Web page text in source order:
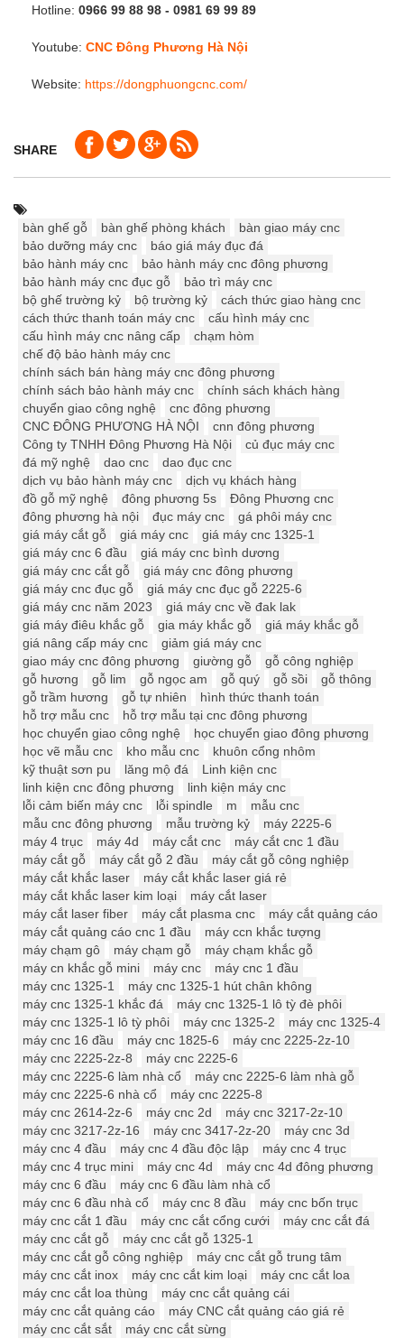
Hotline: 0966 99 88 98 - 0981 69 99 89
Youtube: CNC Đông Phương Hà Nội
Website: https://dongphuongcnc.com/
SHARE
bàn ghế gỗ bàn ghế phòng khách
bàn giao máy cnc
bảo dưỡng máy cnc
báo giá máy đục đá
bảo hành máy cnc
bảo hành máy cnc đông phương
bảo hành máy cnc đục gỗ
bảo trì máy cnc
bộ ghế trường kỷ
bộ trường kỷ
cách thức giao hàng cnc
cách thức thanh toán máy cnc
cấu hình máy cnc
cấu hình máy cnc nâng cấp
chạm hòm
chế độ bảo hành máy cnc
chính sách bán hàng máy cnc đông phương
chính sách bảo hành máy cnc
chính sách khách hàng
chuyển giao công nghệ
cnc đông phương
CNC ĐÔNG PHƯƠNG HÀ NỘI
cnn đông phương
Công ty TNHH Đông Phương Hà Nội
củ đục máy cnc
đá mỹ nghệ
dao cnc
dao đục cnc
dịch vụ bảo hành máy cnc
dịch vụ khách hàng
đồ gỗ mỹ nghệ
đông phương 5s
Đông Phương cnc
đông phương hà nội
đục máy cnc
gá phôi máy cnc
giá máy cắt gỗ
giá máy cnc
giá máy cnc 1325-1
giá máy cnc 6 đầu
giá máy cnc bình dương
giá máy cnc cắt gỗ
giá máy cnc đông phương
giá máy cnc đục gỗ
giá máy cnc đục gỗ 2225-6
giá máy cnc năm 2023
giá máy cnc về đak lak
giá máy điêu khắc gỗ
gia máy khắc gỗ
giá máy khắc gỗ
giá nâng cấp máy cnc
giảm giá máy cnc
giao máy cnc đông phương
giường gỗ
gỗ công nghiệp
gỗ hương
gỗ lim gỗ ngọc am gỗ quý gỗ sồi
gỗ thông
gỗ trầm hương
gỗ tự nhiên
hình thức thanh toán
hỗ trợ mẫu cnc
hỗ trợ mẫu tại cnc đông phương
học chuyển giao công nghệ
học chuyển giao đông phương
học vẽ mẫu cnc
kho mẫu cnc
khuôn cổng nhôm
kỹ thuật sơn pu
lăng mộ đá
Linh kiện cnc
linh kiện cnc đông phương
linh kiện máy cnc
lỗi cảm biến máy cnc
lỗi spindle m
mẫu cnc
mẫu cnc đông phương
mẫu trường kỷ
máy 2225-6
máy 4 trục
máy 4d máy cắt cnc
máy cắt cnc 1 đầu
máy cắt gỗ
máy cắt gỗ 2 đầu
máy cắt gỗ công nghiệp
máy cắt khắc laser
máy cắt khắc laser giá rẻ
máy cắt khắc laser kim loại
máy cắt laser
máy cắt laser fiber
máy cắt plasma cnc
máy cắt quảng cáo
máy cắt quảng cáo cnc 1 đầu
máy ccn khắc tượng
máy chạm gô
máy chạm gỗ
máy chạm khắc gỗ
máy cn khắc gỗ mini
máy cnc
máy cnc 1 đầu
máy cnc 1325-1
máy cnc 1325-1 hút chân không
máy cnc 1325-1 khắc đá
máy cnc 1325-1 lô tỳ đè phôi
máy cnc 1325-1 lô tỳ phôi
máy cnc 1325-2
máy cnc 1325-4
máy cnc 16 đầu
máy cnc 1825-6
máy cnc 2225-2z-10
máy cnc 2225-2z-8
máy cnc 2225-6
máy cnc 2225-6 làm nhà cổ
máy cnc 2225-6 làm nhà gỗ
máy cnc 2225-6 nhà cổ
máy cnc 2225-8
máy cnc 2614-2z-6
máy cnc 2d
máy cnc 3217-2z-10
máy cnc 3217-2z-16
máy cnc 3417-2z-20
máy cnc 3d
máy cnc 4 đầu
máy cnc 4 đầu độc lập
máy cnc 4 trục
máy cnc 4 trục mini
máy cnc 4d
máy cnc 4d đông phương
máy cnc 6 đầu
máy cnc 6 đầu làm nhà cổ
máy cnc 6 đầu nhà cổ
máy cnc 8 đầu
máy cnc bốn trục
máy cnc cắt 1 đầu
máy cnc cắt cổng cưới
máy cnc cắt đá
máy cnc cắt gỗ
máy cnc cắt gỗ 1325-1
máy cnc cắt gỗ công nghiệp
máy cnc cắt gỗ trung tâm
máy cnc cắt inox
máy cnc cắt kim loại
máy cnc cắt loa
máy cnc cắt loa thùng
máy cnc cắt quảng cái
máy cnc cắt quảng cáo
máy CNC cắt quảng cáo giá rẻ
máy cnc cắt sắt
máy cnc cắt sừng